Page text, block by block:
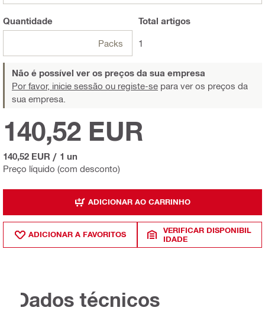
Quantidade
Packs
Total artigos
1
Não é possível ver os preços da sua empresa
Por favor, inicie sessão ou registe-se para ver os preços da
sua empresa.
Preço líquido (com desconto)
140,52 EUR
140,52 EUR / 1 un
ADICIONAR AO CARRINHO
ADICIONAR A FAVORITOS
VERIFICAR DISPONIBIL
IDADE
Dados técnicos